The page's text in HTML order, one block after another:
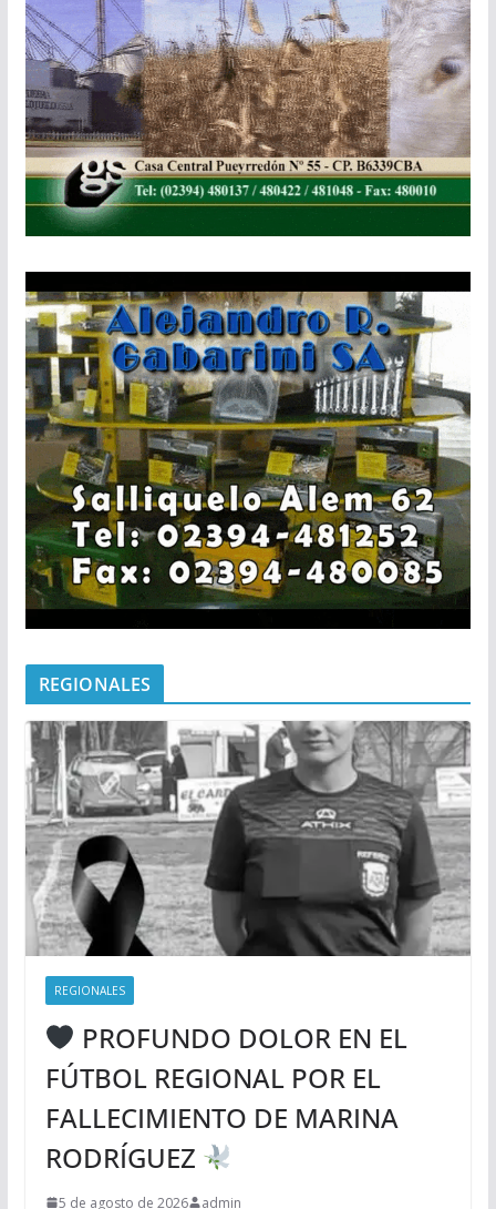
REGIONALES
REGIONALES
PROFUNDO DOLOR EN EL
FÚTBOL REGIONAL POR EL
FALLECIMIENTO DE MARINA
RODRÍGUEZ
5 de agosto de 2026 admin